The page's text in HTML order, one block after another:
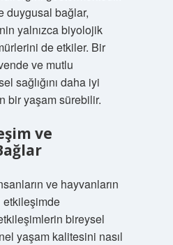
duygusal bağlar,
yalnızca biyolojik
de etkiler. Bir
ve mutlu
sağlığını daha iyi
bir yaşam sürebilir.
ve
ve hayvanların
etkileşimde
bireysel
yaşam kalitesini nasıl